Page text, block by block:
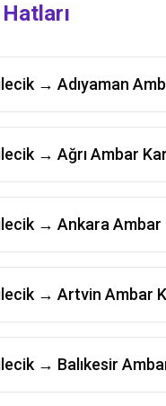
→ Adıyaman
→ AğrıAmbar
→ Ankara Ambar
→ Artvin Ambar
→ Balıkesir